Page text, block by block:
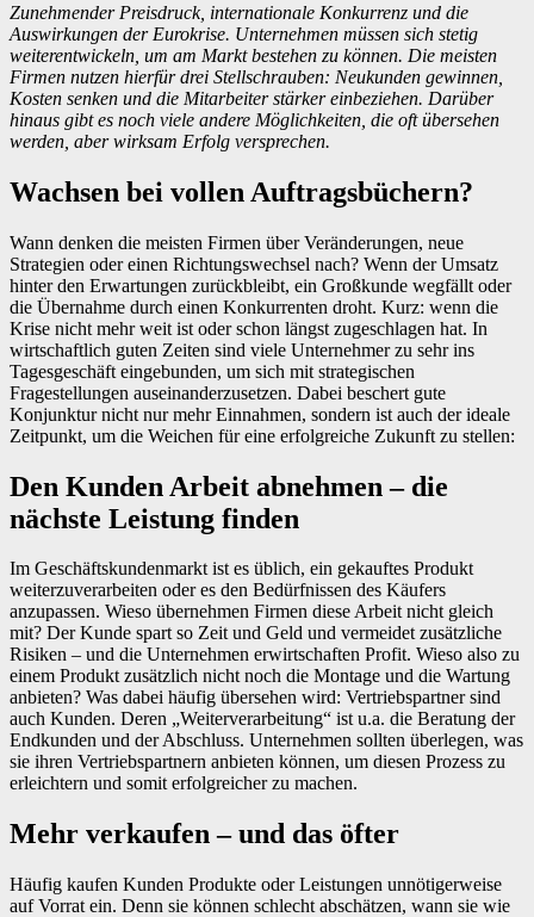
Zunehmender Preisdruck, internationale Konkurrenz und die
Auswirkungen der Eurokrise. Unternehmen müssen sich stetig
weiterentwickeln, um am Markt bestehen zu können. Die meisten
Firmen nutzen hierfür drei Stellschrauben: Neukunden gewinnen,
Kosten senken und die Mitarbeiter stärker einbeziehen. Darüber
hinaus gibt es noch viele andere Möglichkeiten, die oft übersehen
werden, aber wirksam Erfolg versprechen.
Wachsen bei vollen Auftragsbüchern?
Wann denken die meisten Firmen über Veränderungen, neue
Strategien oder einen Richtungswechsel nach? Wenn der Umsatz
hinter den Erwartungen zurückbleibt, ein Großkunde wegfällt oder
die Übernahme durch einen Konkurrenten droht. Kurz: wenn die
Krise nicht mehr weit ist oder schon längst zugeschlagen hat. In
wirtschaftlich guten Zeiten sind viele Unternehmer zu sehr ins
Tagesgeschäft eingebunden, um sich mit strategischen
Fragestellungen auseinanderzusetzen. Dabei beschert gute
Konjunktur nicht nur mehr Einnahmen, sondern ist auch der ideale
Zeitpunkt, um die Weichen für eine erfolgreiche Zukunft zu stellen:
Den Kunden Arbeit abnehmen – die
nächste Leistung finden
Im Geschäftskundenmarkt ist es üblich, ein gekauftes Produkt
weiterzuverarbeiten oder es den Bedürfnissen des Käufers
anzupassen. Wieso übernehmen Firmen diese Arbeit nicht gleich
mit? Der Kunde spart so Zeit und Geld und vermeidet zusätzliche
Risiken – und die Unternehmen erwirtschaften Profit. Wieso also zu
einem Produkt zusätzlich nicht noch die Montage und die Wartung
anbieten? Was dabei häufig übersehen wird: Vertriebspartner sind
auch Kunden. Deren „Weiterverarbeitung“ ist u.a. die Beratung der
Endkunden und der Abschluss. Unternehmen sollten überlegen, was
sie ihren Vertriebspartnern anbieten können, um diesen Prozess zu
erleichtern und somit erfolgreicher zu machen.
Mehr verkaufen – und das öfter
Häufig kaufen Kunden Produkte oder Leistungen unnötigerweise
auf Vorrat ein. Denn sie können schlecht abschätzen, wann sie wie